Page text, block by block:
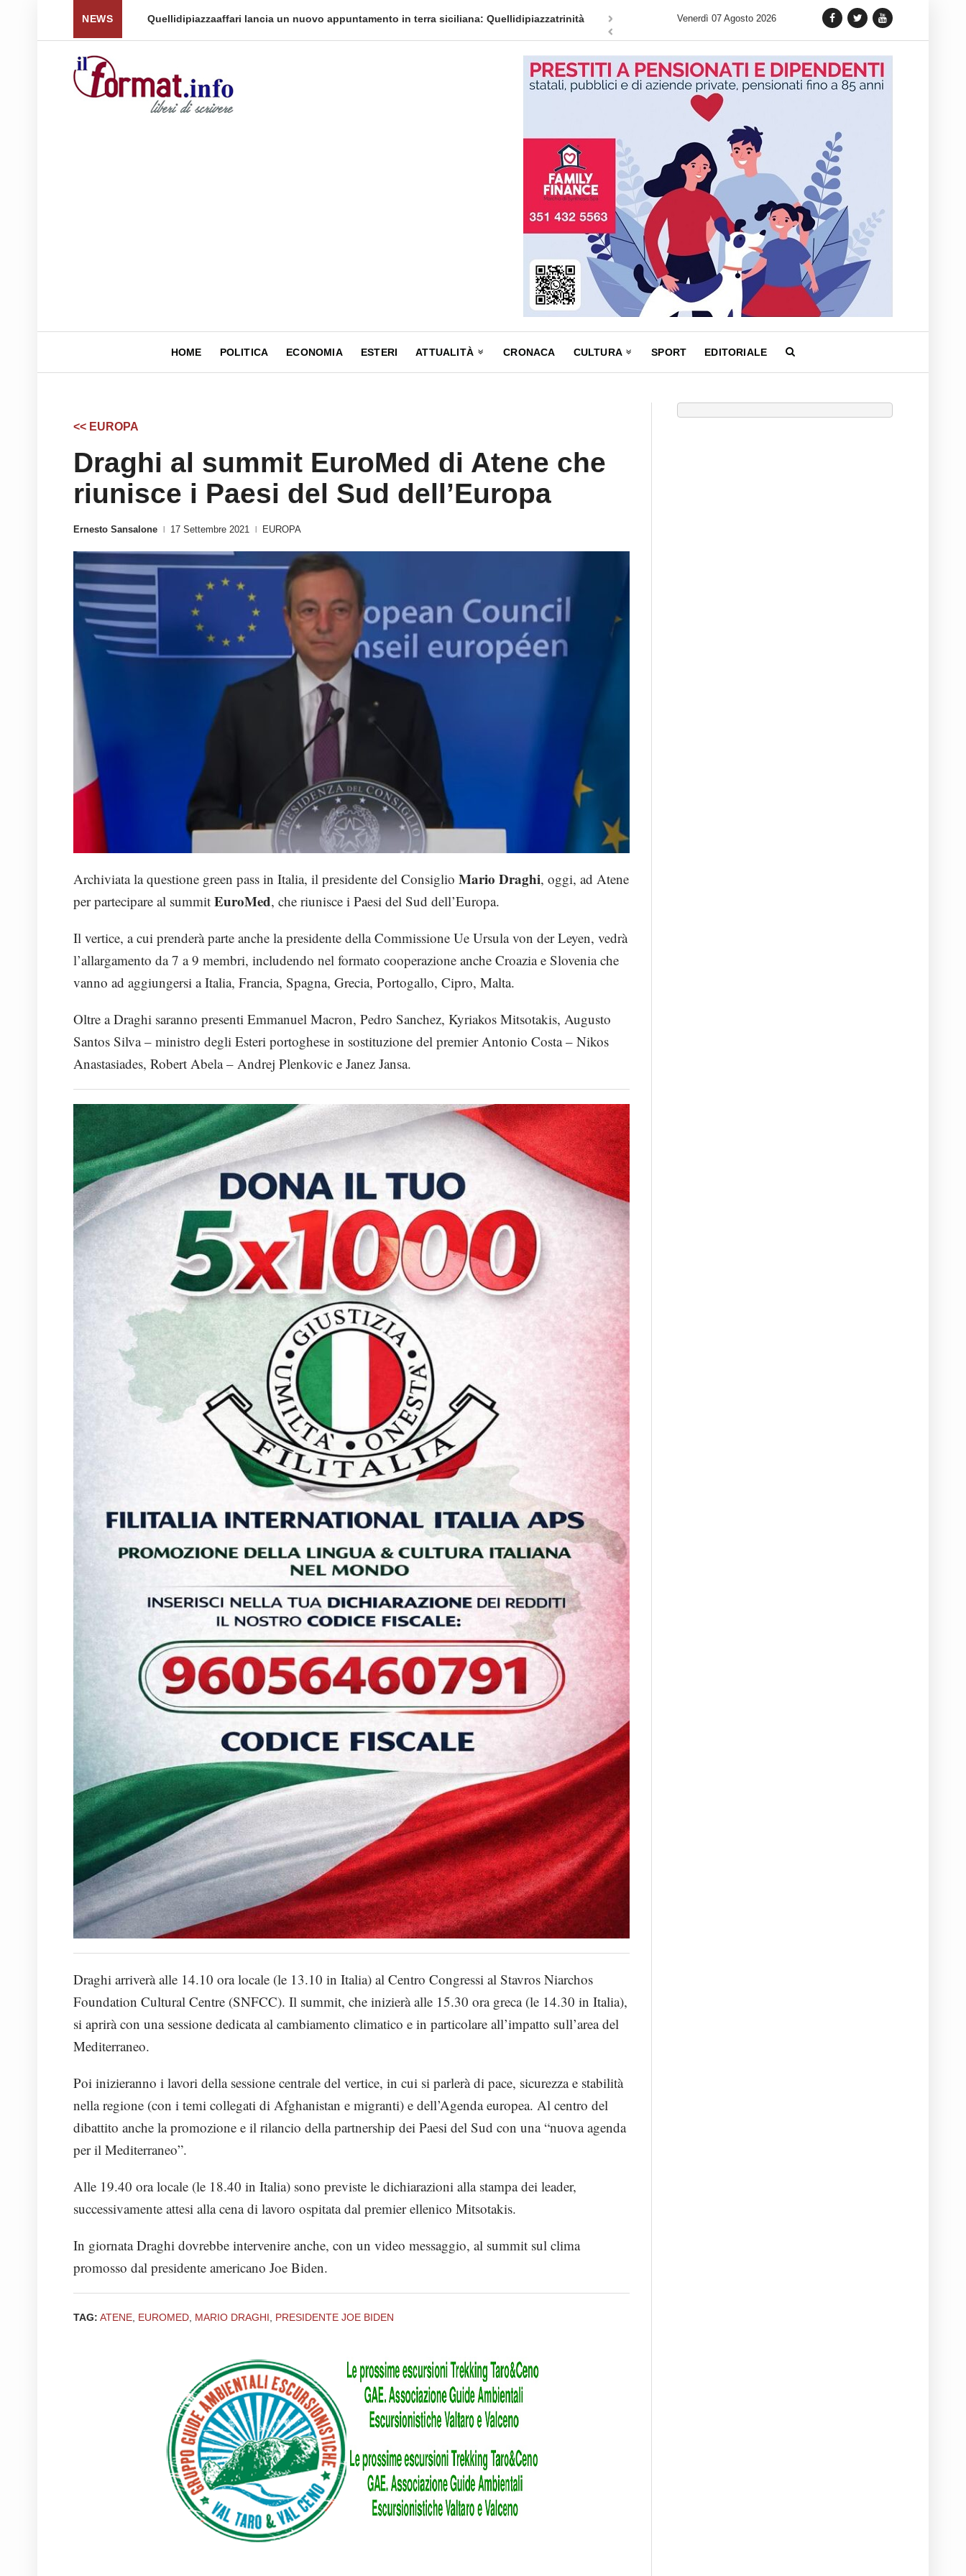
NEWS
per tornare a ... Quellidipiazzaaffari lancia un nuovo appuntamento in terra siciliana: Quellidipiazzatrinità Tag Heuer lancia una variante Limited Edition del Carrera Chronograph in
Venerdì 07 Agosto 2026
HOME POLITICA ECONOMIA ESTERI ATTUALITÀ CRONACA CULTURA SPORT EDITORIALE
<< EUROPA
Draghi al summit EuroMed di Atene che
riunisce i Paesi del Sud dell’Europa
Ernesto Sansalone 17 Settembre 2021 EUROPA
Archiviata la questione green pass in Italia, il presidente del Consiglio Mario Draghi, oggi, ad Atene
per partecipare al summit EuroMed, che riunisce i Paesi del Sud dell’Europa.
Il vertice, a cui prenderà parte anche la presidente della Commissione Ue Ursula von der Leyen, vedrà
l’allargamento da 7 a 9 membri, includendo nel formato cooperazione anche Croazia e Slovenia che
vanno ad aggiungersi a Italia, Francia, Spagna, Grecia, Portogallo, Cipro, Malta.
Oltre a Draghi saranno presenti Emmanuel Macron, Pedro Sanchez, Kyriakos Mitsotakis, Augusto
Santos Silva – ministro degli Esteri portoghese in sostituzione del premier Antonio Costa – Nikos
Anastasiades, Robert Abela – Andrej Plenkovic e Janez Jansa.
Draghi arriverà alle 14.10 ora locale (le 13.10 in Italia) al Centro Congressi al Stavros Niarchos
Foundation Cultural Centre (SNFCC). Il summit, che inizierà alle 15.30 ora greca (le 14.30 in Italia),
si aprirà con una sessione dedicata al cambiamento climatico e in particolare all’impatto sull’area del
Mediterraneo.
Poi inizieranno i lavori della sessione centrale del vertice, in cui si parlerà di pace, sicurezza e stabilità
nella regione (con i temi collegati di Afghanistan e migranti) e dell’Agenda europea. Al centro del
dibattito anche la promozione e il rilancio della partnership dei Paesi del Sud con una “nuova agenda
per il Mediterraneo”.
Alle 19.40 ora locale (le 18.40 in Italia) sono previste le dichiarazioni alla stampa dei leader,
successivamente attesi alla cena di lavoro ospitata dal premier ellenico Mitsotakis.
In giornata Draghi dovrebbe intervenire anche, con un video messaggio, al summit sul clima
promosso dal presidente americano Joe Biden.
TAG: ATENE EUROMED MARIO DRAGHI PRESIDENTE JOE BIDEN